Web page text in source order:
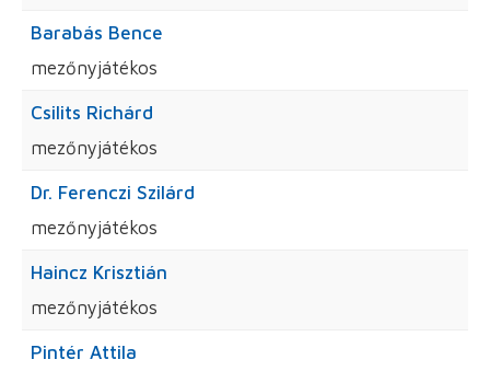
Barabás Bence
mezőnyjátékos
Csilits Richárd
mezőnyjátékos
Dr. Ferenczi Szilárd
mezőnyjátékos
Haincz Krisztián
mezőnyjátékos
Pintér Attila